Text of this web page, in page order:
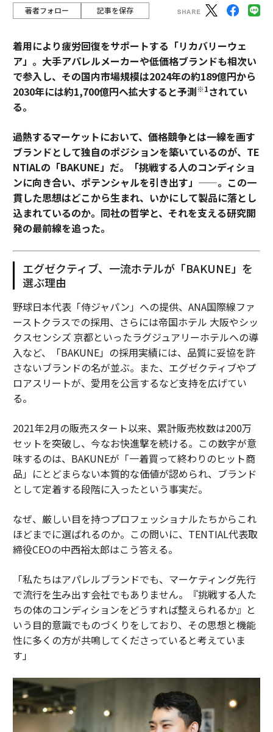
著者フォロー 記事を保存
着用により疲労回復をサポートする「リカバリーウェ
ア」。大手アパレルメーカーや低価格ブランドも相次い
で参入し、その国内市場規模は2024年の約189億円から
2030年には約1,700億円へ拡大すると予測※1されてい
る。
過熱するマーケットにおいて、価格競争とは一線を画す
ブランドとして独自のポジションを築いているのが、TE
NTIALの「BAKUNE」だ。「挑戦する人のコンディショ
ンに向き合い、ポテンシャルを引き出す」——。この一
貫した思想はどこから生まれ、いかにして製品に落とし
込まれているのか。同社の哲学と、それを支える研究開
発の最前線を追った。
エグゼクティブ、一流ホテルが「BAKUNE」を
選ぶ理由
野球日本代表「侍ジャパン」への提供、ANA国際線ファ
ーストクラスでの採用、さらには帝国ホテル 大阪やシッ
クスセンシズ 京都といったラグジュアリーホテルへの導
入など、「BAKUNE」の採用実績には、品質に妥協を許
さないブランドの名が並ぶ。また、エグゼクティブやプ
ロアスリートが、愛用を公言するなど支持を広げてい
る。
2021年2月の販売スタート以来、累計販売枚数は200万
セットを突破し、今なお快進撃を続ける。この数字が意
味するのは、BAKUNEが「一着買って終わりのヒット商
品」にとどまらない本質的な価値が認められ、ブランド
として定着する段階に入ったという事実だ。
なぜ、厳しい目を持つプロフェッショナルたちからこれ
ほどまでに選ばれるのか。この問いに、TENTIAL代表取
締役CEOの中西裕太郎はこう答える。
「私たちはアパレルブランドでも、マーケティング先行
で流行を生み出す会社でもありません。『挑戦する人た
ちの体のコンディションをどうすれば整えられるか』と
いう目的意識でものづくりをしており、その思想と機能
性に多くの方が共鳴してくださっていると考えていま
す」